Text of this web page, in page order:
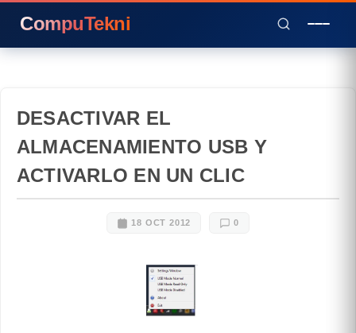
CompuTekni
DESACTIVAR EL
ALMACENAMIENTO USB Y
ACTIVARLO EN UN CLIC
18 OCT 2012 0